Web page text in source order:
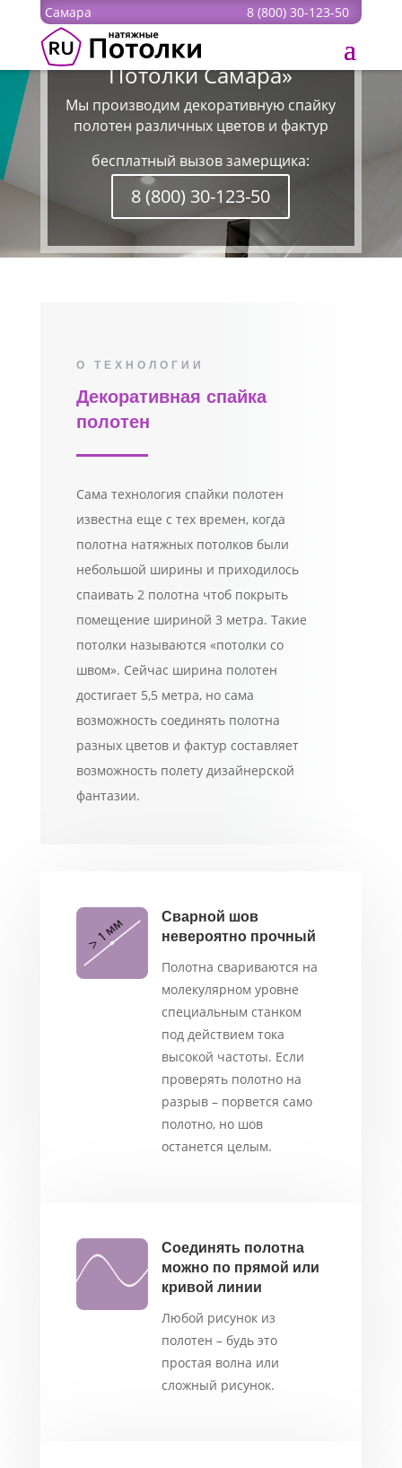
Самара 8 (800) 30-123-50
Спайка полотен от «Ru
Потолки Самара»
Мы производим декоративную спайку
полотен различных цветов и фактур
бесплатный вызов замерщика:
8 (800) 30-123-50
О ТЕХНОЛОГИИ
Декоративная спайка
полотен
Сама технология спайки полотен
известна еще с тех времен, когда
полотна натяжных потолков были
небольшой ширины и приходилось
спаивать 2 полотна чтоб покрыть
помещение шириной 3 метра. Такие
потолки называются «потолки со
швом». Сейчас ширина полотен
достигает 5,5 метра, но сама
возможность соединять полотна
разных цветов и фактур составляет
возможность полету дизайнерской
фантазии.
Сварной шов
невероятно прочный
Полотна свариваются на
молекулярном уровне
специальным станком
под действием тока
высокой частоты. Если
проверять полотно на
разрыв – порвется само
полотно, но шов
останется целым.
Соединять полотна
можно по прямой или
кривой линии
Любой рисунок из
полотен – будь это
простая волна или
сложный рисунок.